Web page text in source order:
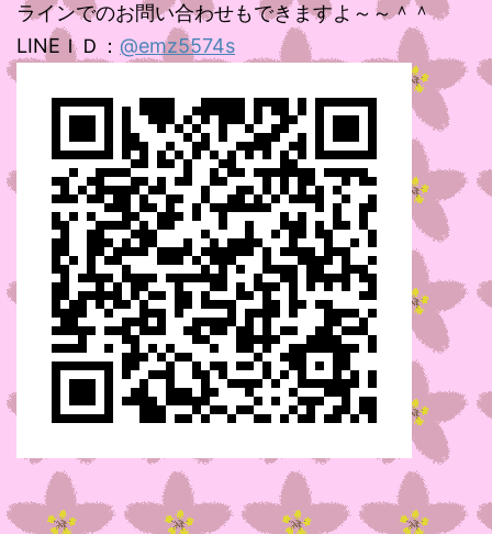
ラインでのお問い合わせもできますよ～～＾＾
LINEＩＤ： @emz5574s